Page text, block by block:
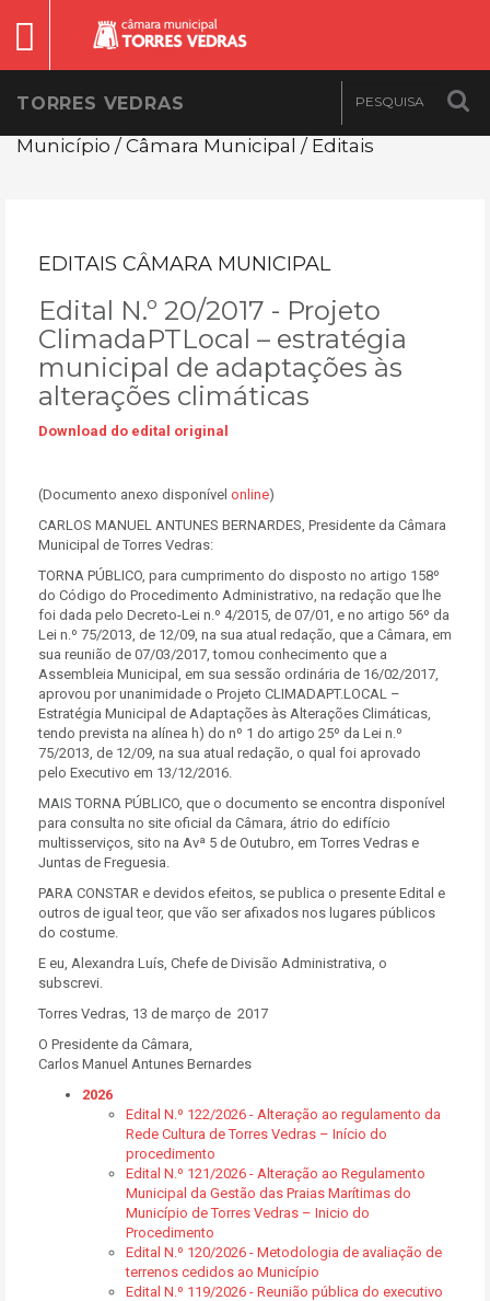
TORRES VEDRAS
Município / Câmara Municipal / Editais
EDITAIS CÂMARA MUNICIPAL
Edital N.º 20/2017 - Projeto
ClimadaPTLocal – estratégia
municipal de adaptações às
alterações climáticas
Download do edital original
(Documento anexo disponível online)
CARLOS MANUEL ANTUNES BERNARDES, Presidente da Câmara
Municipal de Torres Vedras:
TORNA PÚBLICO, para cumprimento do disposto no artigo 158º
do Código do Procedimento Administrativo, na redação que lhe
foi dada pelo Decreto-Lei n.º 4/2015, de 07/01, e no artigo 56º da
Lei n.º 75/2013, de 12/09, na sua atual redação, que a Câmara, em
sua reunião de 07/03/2017, tomou conhecimento que a
Assembleia Municipal, em sua sessão ordinária de 16/02/2017,
aprovou por unanimidade o Projeto CLIMADAPT.LOCAL –
Estratégia Municipal de Adaptações às Alterações Climáticas,
tendo prevista na alínea h) do nº 1 do artigo 25º da Lei n.º
75/2013, de 12/09, na sua atual redação, o qual foi aprovado
pelo Executivo em 13/12/2016.
MAIS TORNA PÚBLICO, que o documento se encontra disponível
para consulta no site oficial da Câmara, átrio do edifício
multisserviços, sito na Avª 5 de Outubro, em Torres Vedras e
Juntas de Freguesia.
PARA CONSTAR e devidos efeitos, se publica o presente Edital e
outros de igual teor, que vão ser afixados nos lugares públicos
do costume.
E eu, Alexandra Luís, Chefe de Divisão Administrativa, o
subscrevi.
Torres Vedras, 13 de março de 2017
O Presidente da Câmara,
Carlos Manuel Antunes Bernardes
2026
Edital N.º 122/2026 - Alteração ao regulamento da
Rede Cultura de Torres Vedras – Início do
procedimento
Edital N.º 121/2026 - Alteração ao Regulamento
Municipal da Gestão das Praias Marítimas do
Município de Torres Vedras – Inicio do
Procedimento
Edital N.º 120/2026 - Metodologia de avaliação de
terrenos cedidos ao Município
Edital N.º 119/2026 - Reunião pública do executivo